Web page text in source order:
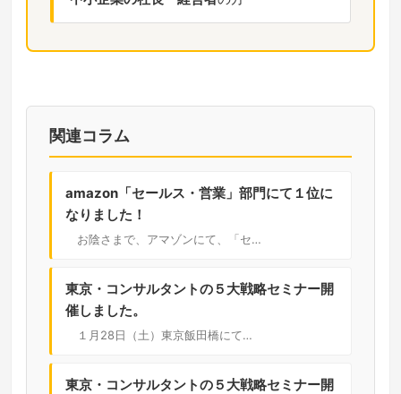
関連コラム
amazon「セールス・営業」部門にて１位に
なりました！
お陰さまで、アマゾンにて、「セ…
東京・コンサルタントの５大戦略セミナー開
催しました。
１月28日（土）東京飯田橋にて…
東京・コンサルタントの５大戦略セミナー開